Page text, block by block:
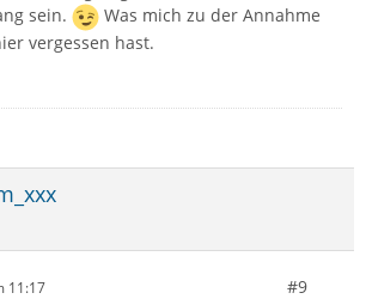
sein.
Was mich zu der Annahme
vergessen hast.
11:17 #9